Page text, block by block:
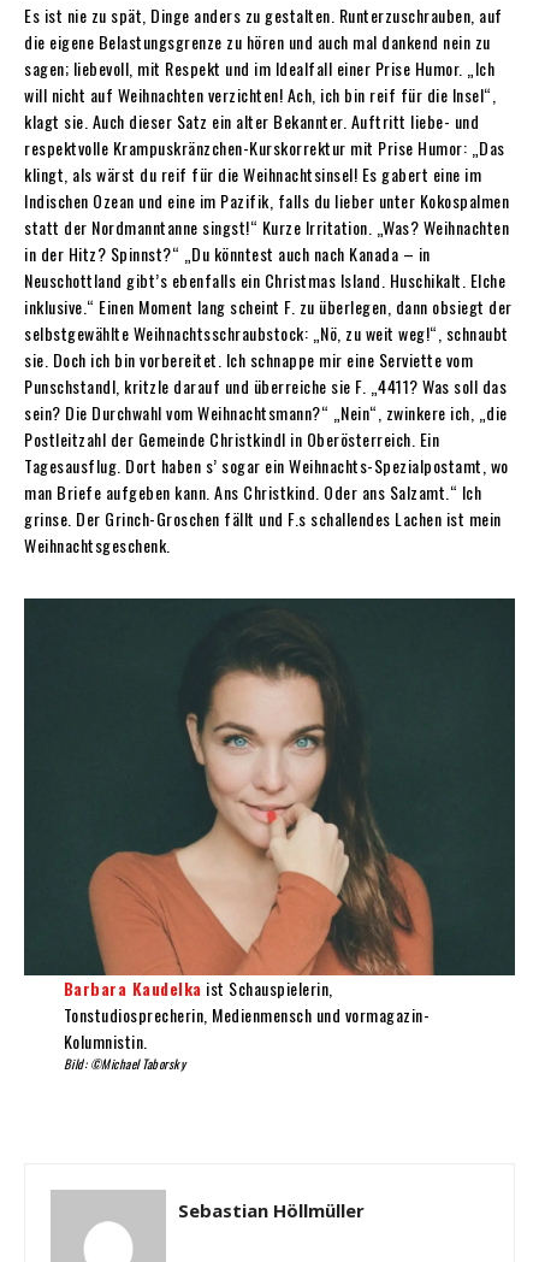
Es ist nie zu spät, Dinge anders zu gestalten. Runterzuschrauben, auf
die eigene Belastungsgrenze zu hören und auch mal dankend nein zu
sagen; liebevoll, mit Respekt und im Idealfall einer Prise Humor. „Ich
will nicht auf Weihnachten verzichten! Ach, ich bin reif für die Insel“,
klagt sie. Auch dieser Satz ein alter Bekannter. Auftritt liebe- und
respektvolle Krampuskränzchen-Kurskorrektur mit Prise Humor: „Das
klingt, als wärst du reif für die Weihnachtsinsel! Es gabert eine im
Indischen Ozean und eine im Pazifik, falls du lieber unter Kokospalmen
statt der Nordmanntanne singst!“ Kurze Irritation. „Was? Weihnachten
in der Hitz? Spinnst?“ „Du könntest auch nach Kanada – in
Neuschottland gibt’s ebenfalls ein Christmas Island. Huschikalt. Elche
inklusive.“ Einen Moment lang scheint F. zu überlegen, dann obsiegt der
selbstgewählte Weihnachtsschraubstock: „Nö, zu weit weg!“, schnaubt
sie. Doch ich bin vorbereitet. Ich schnappe mir eine Serviette vom
Punschstandl, kritzle darauf und überreiche sie F. „4411? Was soll das
sein? Die Durchwahl vom Weihnachtsmann?“ „Nein“, zwinkere ich, „die
Postleitzahl der Gemeinde Christkindl in Oberösterreich. Ein
Tagesausflug. Dort haben s’ sogar ein Weihnachts-Spezialpostamt, wo
man Briefe aufgeben kann. Ans Christkind. Oder ans Salzamt.“ Ich
grinse. Der Grinch-Groschen fällt und F.s schallendes Lachen ist mein
Weihnachtsgeschenk.
Barbara Kaudelka ist Schauspielerin,
Tonstudiosprecherin, Medienmensch und vormagazin-
Kolumnistin.
Bild: ©Michael Taborsky
Sebastian Höllmüller